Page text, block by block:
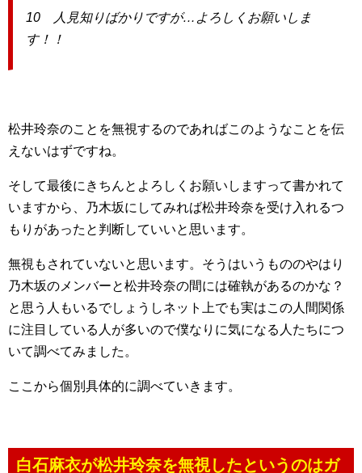
10 人見知りばかりですが…よろしくお願いしま
す！！
松井玲奈のことを無視するのであればこのようなことを伝
えないはずですね。
そして最後にきちんとよろしくお願いしますって書かれて
いますから、乃木坂にしてみれば松井玲奈を受け入れるつ
もりがあったと判断していいと思います。
無視もされていないと思います。そうはいうもののやはり
乃木坂のメンバーと松井玲奈の間には確執があるのかな？
と思う人もいるでしょうしネット上でも実はこの人間関係
に注目している人が多いので僕なりに気になる人たちにつ
いて調べてみました。
ここから個別具体的に調べていきます。
白石麻衣が松井玲奈を無視したというのはガ